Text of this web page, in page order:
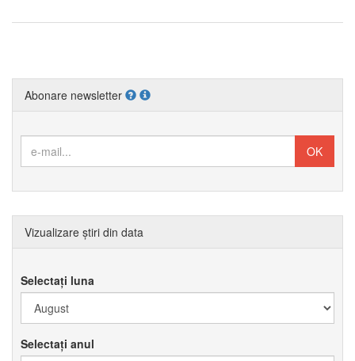
Abonare newsletter
Vizualizare știri din data
Selectați luna
Selectați anul